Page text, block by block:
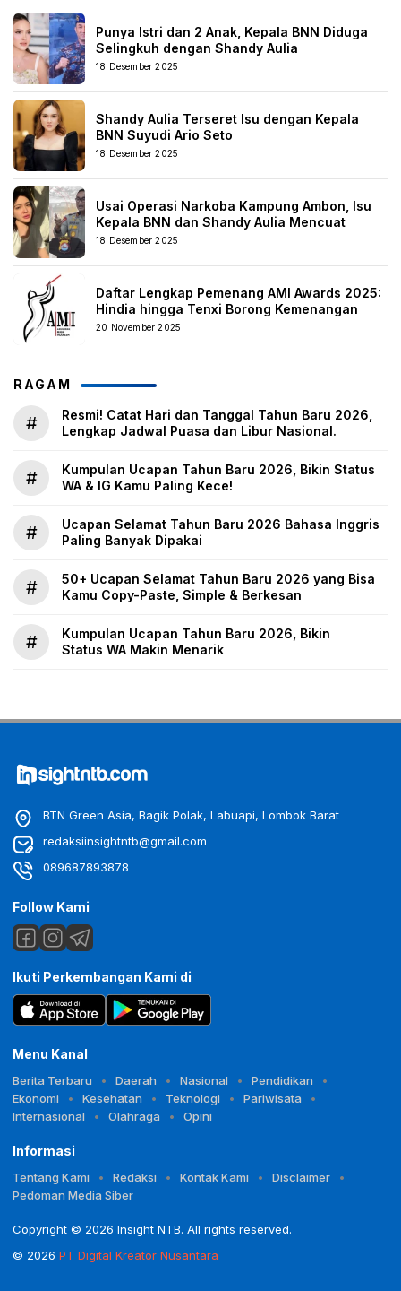
Punya Istri dan 2 Anak, Kepala BNN Diduga
Selingkuh dengan Shandy Aulia
18 Desember 2025
Shandy Aulia Terseret Isu dengan Kepala
BNN Suyudi Ario Seto
18 Desember 2025
Usai Operasi Narkoba Kampung Ambon, Isu
Kepala BNN dan Shandy Aulia Mencuat
18 Desember 2025
Daftar Lengkap Pemenang AMI Awards 2025:
Hindia hingga Tenxi Borong Kemenangan
20 November 2025
RAGAM
#
Resmi! Catat Hari dan Tanggal Tahun Baru 2026,
Lengkap Jadwal Puasa dan Libur Nasional.
#
Kumpulan Ucapan Tahun Baru 2026, Bikin Status
WA & IG Kamu Paling Kece!
#
Ucapan Selamat Tahun Baru 2026 Bahasa Inggris
Paling Banyak Dipakai
#
50+ Ucapan Selamat Tahun Baru 2026 yang Bisa
Kamu Copy-Paste, Simple & Berkesan
#
Kumpulan Ucapan Tahun Baru 2026, Bikin
Status WA Makin Menarik
BTN Green Asia, Bagik Polak, Labuapi, Lombok Barat
redaksiinsightntb@gmail.com
089687893878
Follow Kami
Ikuti Perkembangan Kami di
Menu Kanal
Berita Terbaru Daerah Nasional
Pendidikan
Ekonomi
Kesehatan Teknologi
Pariwisata
Internasional
Olahraga Opini
Informasi
Tentang Kami Redaksi Kontak Kami
Disclaimer
Pedoman Media Siber
Copyright © 2026 Insight NTB. All rights reserved.
© 2026 PT Digital Kreator Nusantara